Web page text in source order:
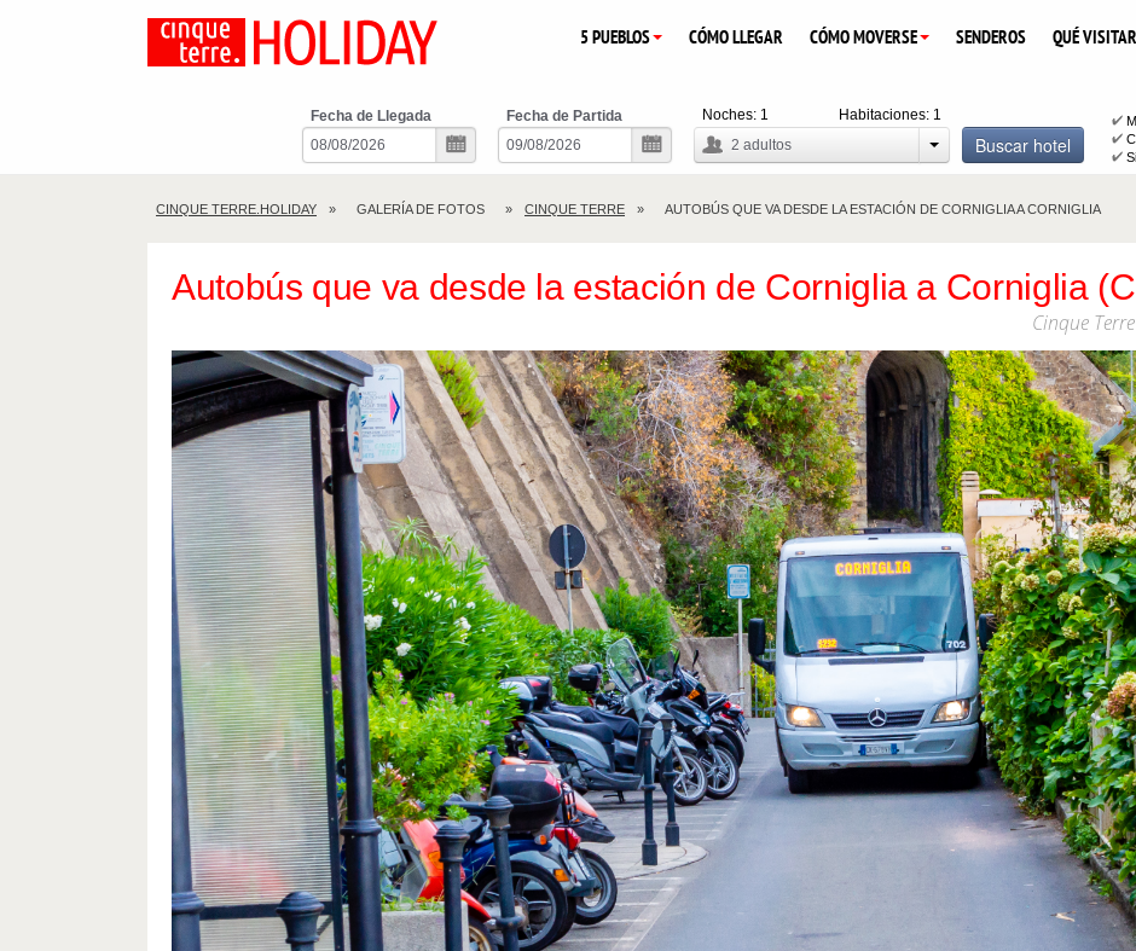
5 PUEBLOS CÓMO LLEGAR CÓMO MOVERSE SENDEROS QUÉ VISITAR
Fecha de Llegada
Fecha de Partida
2 adultos
Noches: 1 Habitaciones: 1
Buscar hotel
CINQUE TERRE.HOLIDAY GALERÍA DE FOTOS CINQUE TERRE AUTOBÚS QUE VA DESDE LA ESTACIÓN DE CORNIGLIA A CORNIGLIA
Autobús que va desde la estación de Corniglia a Corniglia
Cinque